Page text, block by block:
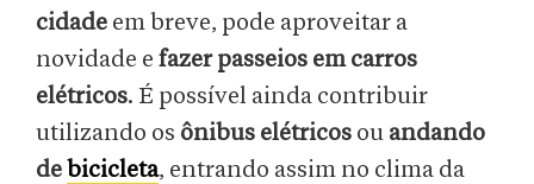
cidade em breve, pode aproveitar a
novidade e fazer passeios em carros
elétricos. É possível ainda contribuir
utilizando os ônibus elétricos ou andando
de bicicleta, entrando assim no clima da